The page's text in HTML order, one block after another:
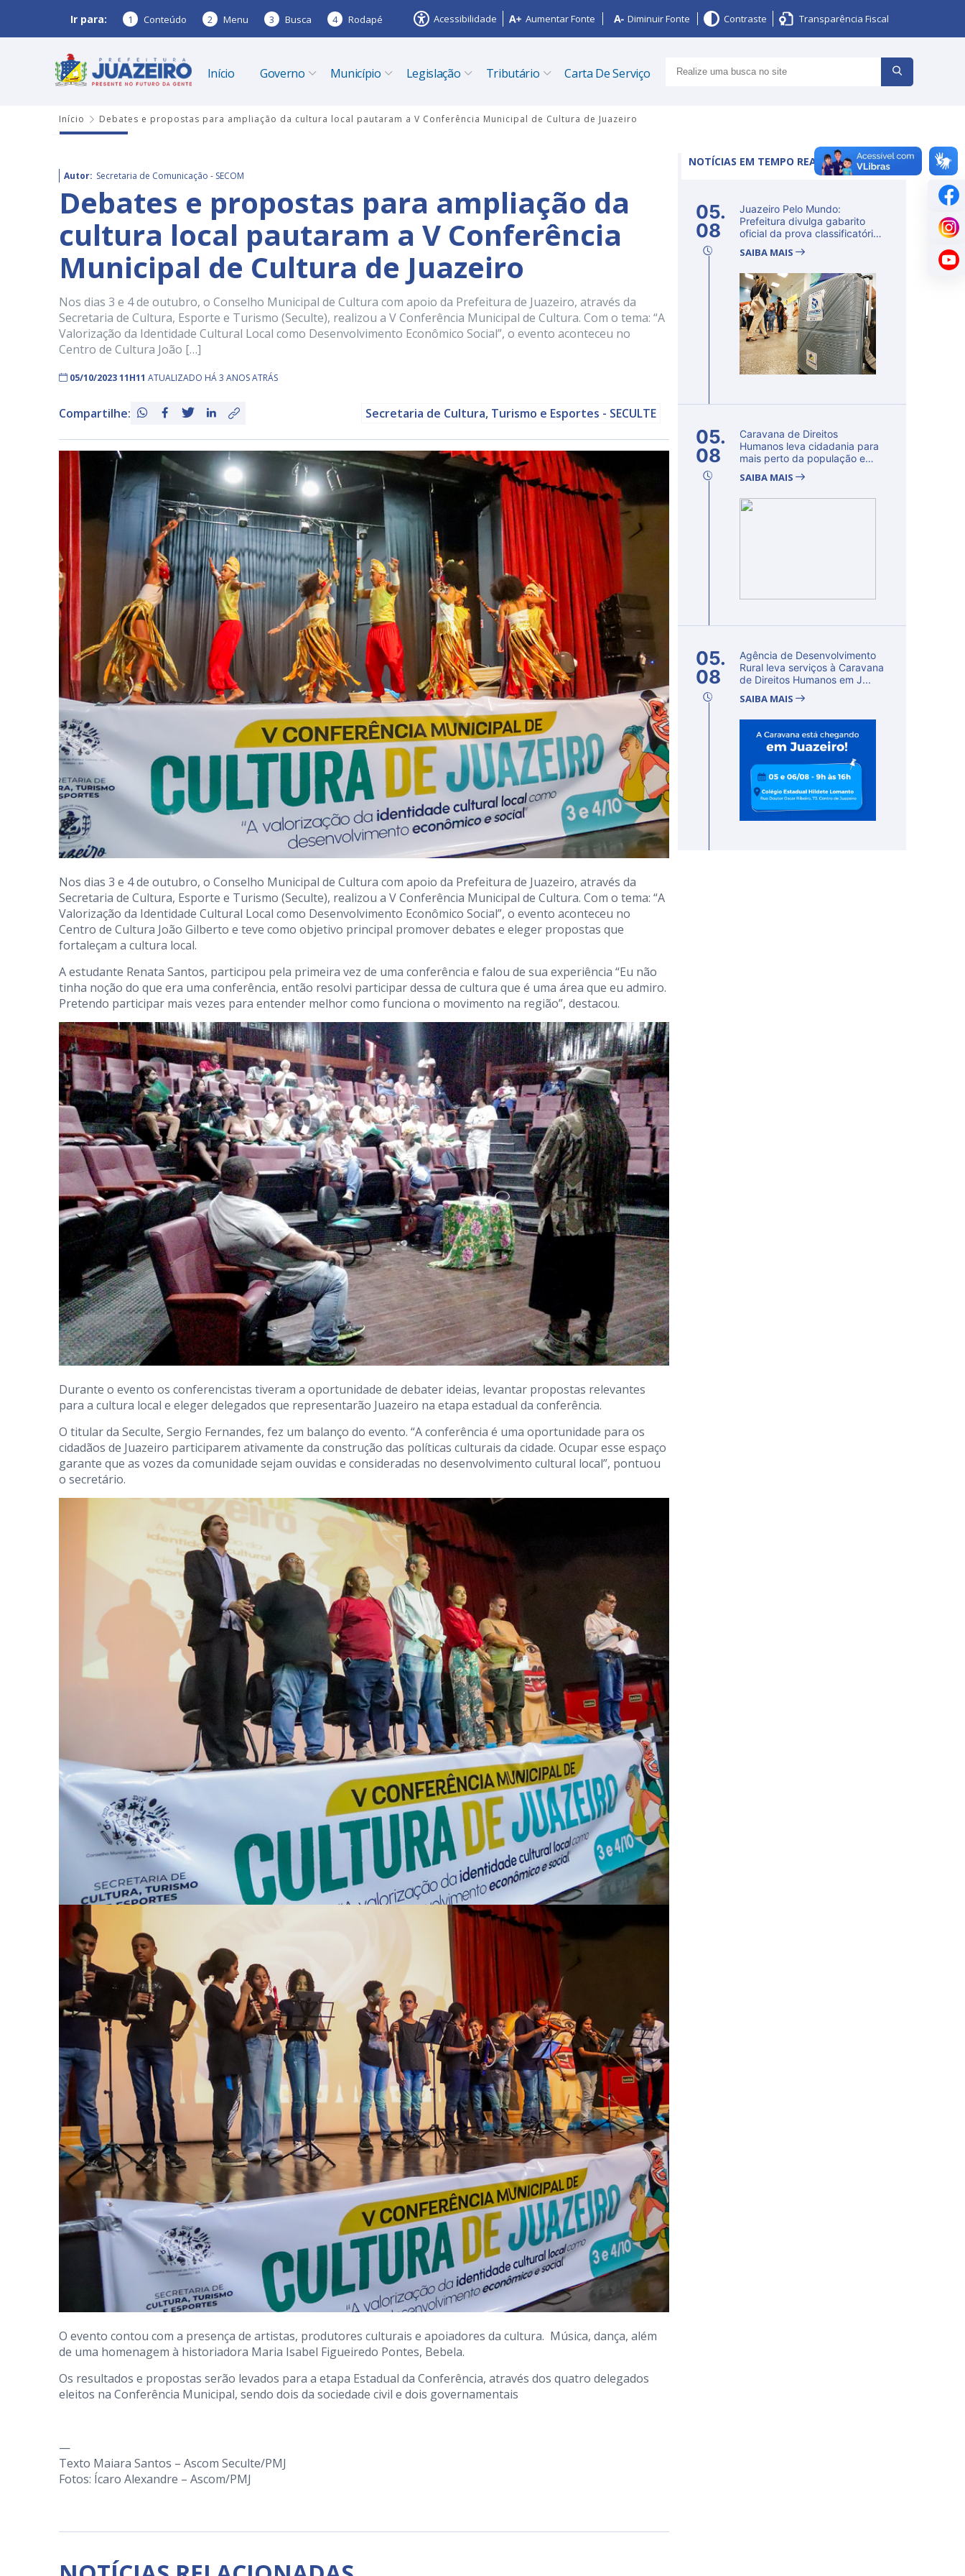
Ir para: 1 Conteúdo 2 Menu 3 Busca 4 Rodapé Acessibilidade Aumentar Fonte Diminuir Fonte Contraste Transparência Fiscal
Início Governo Município Legislação Tributário Carta De Serviço
Início Debates e propostas para ampliação da cultura local pautaram a V Conferência Municipal de Cultura de Juazeiro
Autor: Secretaria de Comunicação - SECOM
Debates e propostas para ampliação da
cultura local pautaram a V Conferência
Municipal de Cultura de Juazeiro
Nos dias 3 e 4 de outubro, o Conselho Municipal de Cultura com apoio da Prefeitura de Juazeiro, através da
Secretaria de Cultura, Esporte e Turismo (Seculte), realizou a V Conferência Municipal de Cultura. Com o tema: “A
Valorização da Identidade Cultural Local como Desenvolvimento Econômico Social”, o evento aconteceu no
Centro de Cultura João […]
05/10/2023 11H11 ATUALIZADO HÁ 3 ANOS ATRÁS
Compartilhe: Secretaria de Cultura, Turismo e Esportes - SECULTE
Nos dias 3 e 4 de outubro, o Conselho Municipal de Cultura com apoio da Prefeitura de Juazeiro, através da
Secretaria de Cultura, Esporte e Turismo (Seculte), realizou a V Conferência Municipal de Cultura. Com o tema: “A
Valorização da Identidade Cultural Local como Desenvolvimento Econômico Social”, o evento aconteceu no
Centro de Cultura João Gilberto e teve como objetivo principal promover debates e eleger propostas que
fortaleçam a cultura local.
A estudante Renata Santos, participou pela primeira vez de uma conferência e falou de sua experiência “Eu não
tinha noção do que era uma conferência, então resolvi participar dessa de cultura que é uma área que eu admiro.
Pretendo participar mais vezes para entender melhor como funciona o movimento na região”, destacou.
Durante o evento os conferencistas tiveram a oportunidade de debater ideias, levantar propostas relevantes
para a cultura local e eleger delegados que representarão Juazeiro na etapa estadual da conferência.
O titular da Seculte, Sergio Fernandes, fez um balanço do evento. “A conferência é uma oportunidade para os
cidadãos de Juazeiro participarem ativamente da construção das políticas culturais da cidade. Ocupar esse espaço
garante que as vozes da comunidade sejam ouvidas e consideradas no desenvolvimento cultural local”, pontuou
o secretário.
O evento contou com a presença de artistas, produtores culturais e apoiadores da cultura. Música, dança, além
de uma homenagem à historiadora Maria Isabel Figueiredo Pontes, Bebela.
Os resultados e propostas serão levados para a etapa Estadual da Conferência, através dos quatro delegados
eleitos na Conferência Municipal, sendo dois da sociedade civil e dois governamentais
—
Texto Maiara Santos – Ascom Seculte/PMJ
Fotos: Ícaro Alexandre – Ascom/PMJ
NOTÍCIAS EM TEMPO REAL
05.
08
Juazeiro Pelo Mundo:
Prefeitura divulga gabarito
oficial da prova classificatória
SAIBA MAIS
05.
08
Caravana de Direitos
Humanos leva cidadania para
mais perto da população e
SAIBA MAIS
05.
08
Agência de Desenvolvimento
Rural leva serviços à Caravana
de Direitos Humanos em J...
SAIBA MAIS